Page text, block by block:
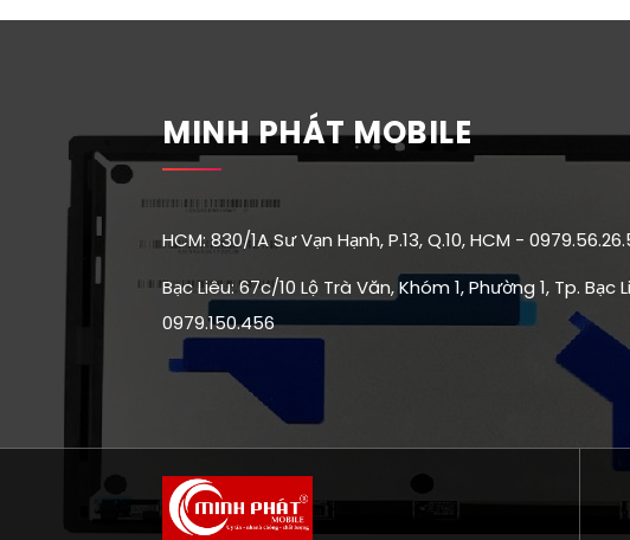
MINH PHÁT MOBILE
HCM: 830/1A Sư Vạn Hạnh, P.13, Q.10, HCM -
Bạc Liêu: 67c/10 Lộ Trà Văn, Khóm 1, Phường 1, Tp. Bạc
0979.150.456